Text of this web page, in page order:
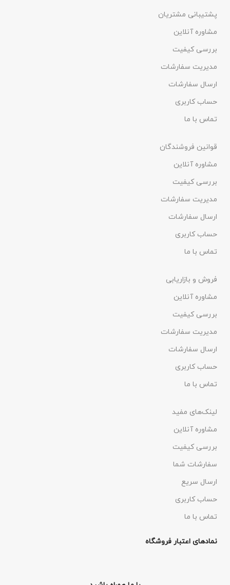
پشتیبانی مشتریان
مشاوره آنلاین
بررسی کیفیت
مدیریت سفارشات
ارسال سفارشات
حساب کاربری
تماس با ما
قوانین فروشندگان
مشاوره آنلاین
بررسی کیفیت
مدیریت سفارشات
ارسال سفارشات
حساب کاربری
تماس با ما
فروش و بازاریابی
مشاوره آنلاین
بررسی کیفیت
مدیریت سفارشات
ارسال سفارشات
حساب کاربری
تماس با ما
لینک‌های مفید
مشاوره آنلاین
بررسی کیفیت
سفارشات شما
ارسال سریع
حساب کاربری
تماس با ما
نمادهای اعتبار فروشگاه